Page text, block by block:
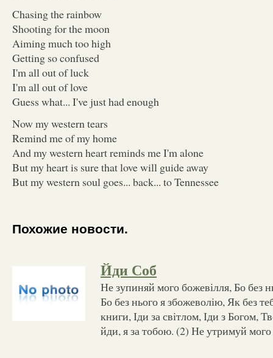
Chasing the rainbow
Shooting for the moon
Aiming much too high
Getting so confused
I'm all out of luck
I'm all out of love
Guess what... I've just had enough
Now my western tears
Remind me of my home
And my western heart reminds me I'm alone
But my heart is sure that love will guide away
But my western soul goes... back... to Tennessee
Похожие новости.
Йди Соб
Не зупиняй мого божевілля, Бо без
Бо без нього я збожеволію, Як без
книги, Іди за світлом, Іди з Богом,
йди, я за тобою. (2) Не утримуй мого